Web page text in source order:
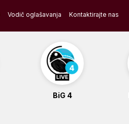
Vodič oglašavanja Kontaktirajte nas
BiG 4